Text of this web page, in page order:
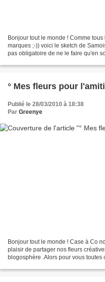
Bonjour tout le monde ! Comme
marques ;-)) voici le sketch de
pas obligatoire de ne le faire qu'en
° Mes fleurs pour
Publié le 28/03/2010 à 18:38
Par Greenye
Bonjour tout le monde ! Case à Co
plaisir de partager nos fleurs
blogosphère .Alors pour vous